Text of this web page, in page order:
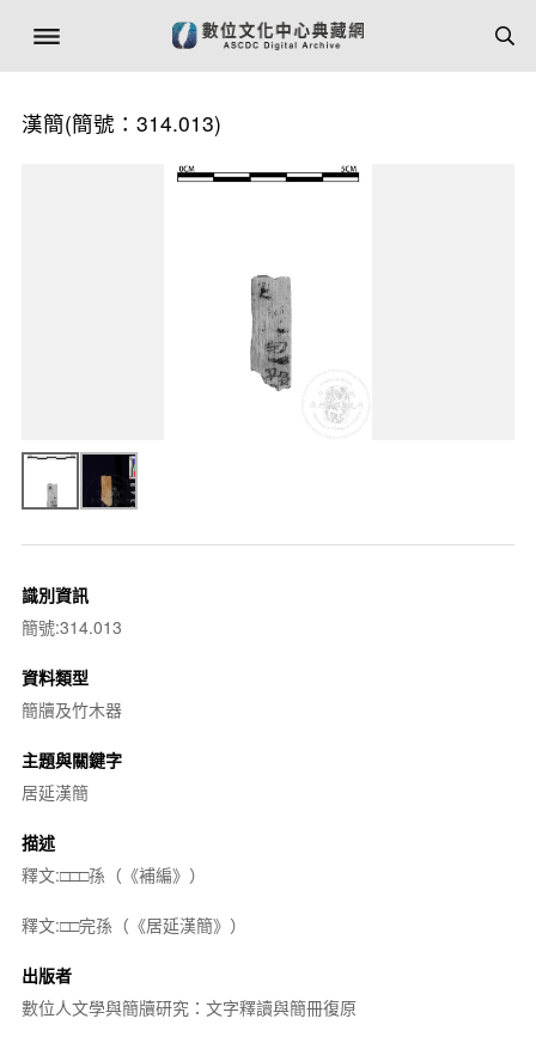
漢簡(簡號：314.013)
識別資訊
簡號:314.013
資料類型
簡牘及竹木器
主題與關鍵字
居延漢簡
描述
釋文:□□□孫（《補編》）
釋文:□□完孫（《居延漢簡》）
出版者
數位人文學與簡牘研究：文字釋讀與簡冊復原